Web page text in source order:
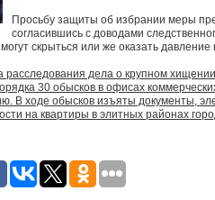
Просьбу защиты об избрании меры
согласившись с доводами
скрыться или же оказать
расследования дела о крупном
30 обысков в офисах
В ходе обысков изъяты документы,
на квартиры в элитных районах